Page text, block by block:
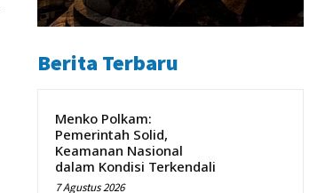
Berita Terbaru
Menko Polkam:
Pemerintah Solid,
Keamanan Nasional
dalam Kondisi Terkendali
7 Agustus 2026